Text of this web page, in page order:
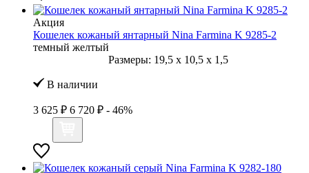
Акция
Кошелек кожаный янтарный Nina Farmina K 9285-2
темный желтый
Размеры: 19,5 x 10,5 x 1,5
В наличии
3 625 ₽ 6 720 ₽ - 46%